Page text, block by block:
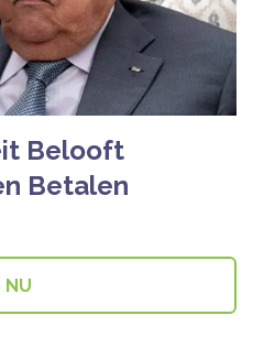
Belooft
Betalen
NU